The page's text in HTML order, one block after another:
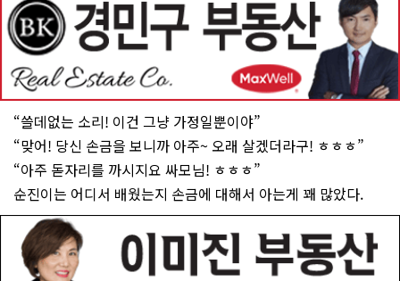
“쓸데없는 소리! 이건 그냥 가정일뿐이야”
“맞어! 당신 손금을 보니까 아주~ 오래 살겠더라구! ㅎㅎㅎ”
“아주 돋자리를 까시지요 싸모님! ㅎㅎㅎ”
순진이는 어디서 배웠는지 손금에 대해서 아는게 꽤 많았다.